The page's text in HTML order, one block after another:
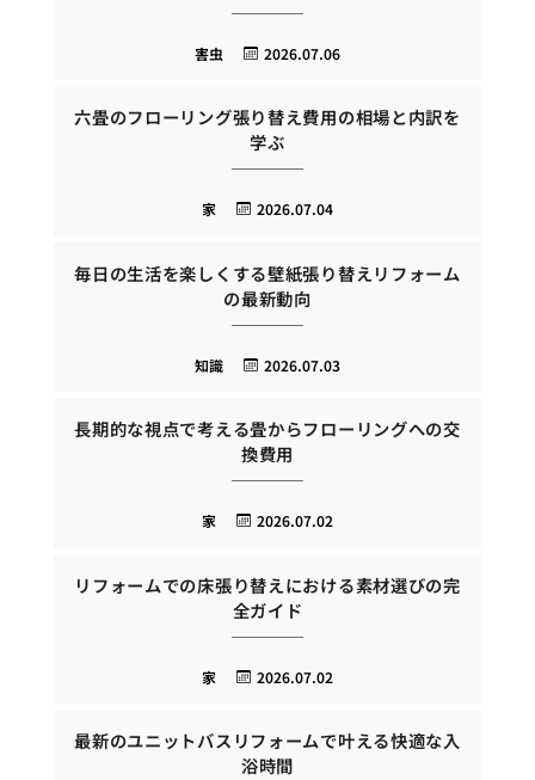
2026.07.06
害虫
六畳のフローリング張り替え費用の相場と内訳を
学ぶ
2026.07.04
家
毎日の生活を楽しくする壁紙張り替えリフォーム
の最新動向
2026.07.03
知識
長期的な視点で考える畳からフローリングへの交
換費用
2026.07.02
家
リフォームでの床張り替えにおける素材選びの完
全ガイド
2026.07.02
家
最新のユニットバスリフォームで叶える快適な入
浴時間